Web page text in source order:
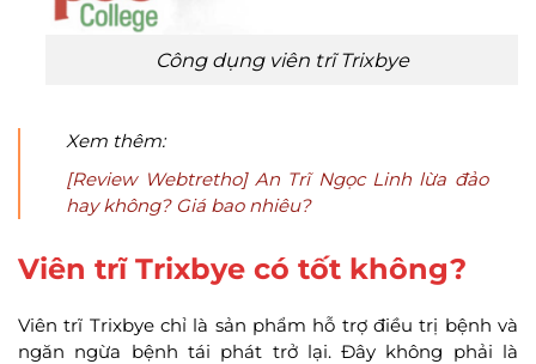
Công dụng viên trĩ Trixbye
Xem thêm:
[Review Webtretho] An Trĩ Ngọc Linh lừa đảo
hay không? Giá bao nhiêu?
Viên trĩ Trixbye có tốt không?
Viên trĩ Trixbye chỉ là sản phẩm hỗ trợ điều trị bệnh và
ngăn ngừa bệnh tái phát trở lại. Đây không phải là